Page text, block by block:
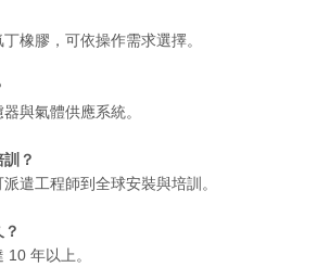
橡膠，可依操作需求選擇。
與氣體供應系統。
？
遣工程師到全球安裝與培訓。
年以上。